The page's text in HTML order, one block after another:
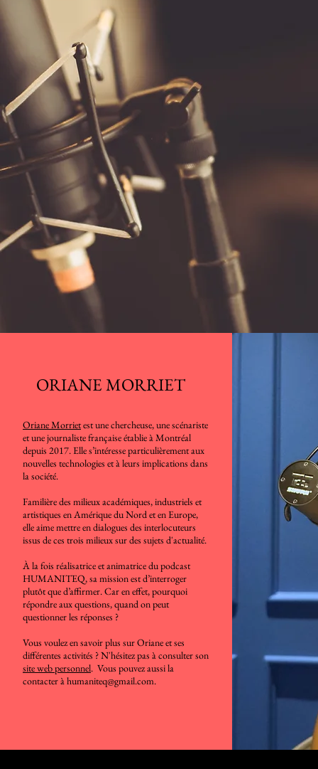
ORIANE MORRIET
Oriane Morrietest une chercheuse, une scénariste
et une journaliste française établie à Montréal
depuis 2017. Elle s’intéresse particulièrement aux
nouvelles technologies et à leurs implications dans
la société.
Familière des milieux académiques, industriels et
artistiques en Amérique du Nord et en Europe,
elle aime mettre en dialogues des interlocuteurs
issus de ces trois milieux sur des sujets d'actualité.
À la fois réalisatrice et animatrice du podcast
HUMANITEQ, sa mission est d’interroger
plutôt que d’affirmer. Car en effet, pourquoi
répondre aux questions, quand on peut
questionner les réponses ?
Vous voulez en savoir plus sur Oriane et ses
différentes activités ? N'hésitez pas à consulter son
site web personnel. Vous pouvez aussi la
contacter àhumaniteq@gmail.com.